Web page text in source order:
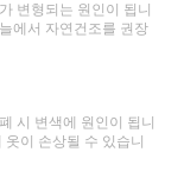
변형되는 원인이 됩니
에서 자연건조를 권장
시 변색에 원인이 됩니
이 손상될 수 있습니